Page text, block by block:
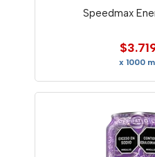
Speedmax
x 1000 ml